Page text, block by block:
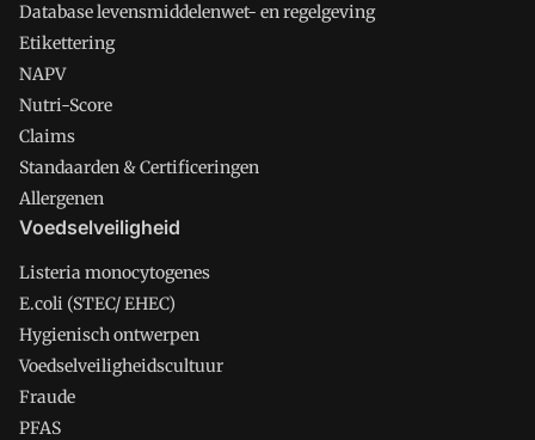
Database levensmiddelenwet- en regelgeving
Etikettering
NAPV
Nutri-Score
Claims
Standaarden & Certificeringen
Allergenen
Voedselveiligheid
Listeria monocytogenes
E.coli (STEC/ EHEC)
Hygienisch ontwerpen
Voedselveiligheidscultuur
Fraude
PFAS